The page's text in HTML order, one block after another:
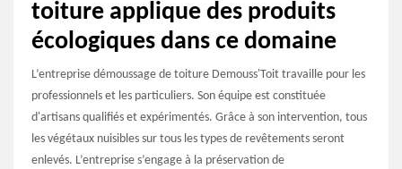
toiture applique des produits
écologiques dans ce domaine
L’entreprise démoussage de toiture Demouss'Toit travaille pour les
professionnels et les particuliers. Son équipe est constituée
d'artisans qualifiés et expérimentés. Grâce à son intervention, tous
les végétaux nuisibles sur tous les types de revêtements seront
enlevés. L’entreprise s’engage à la préservation de